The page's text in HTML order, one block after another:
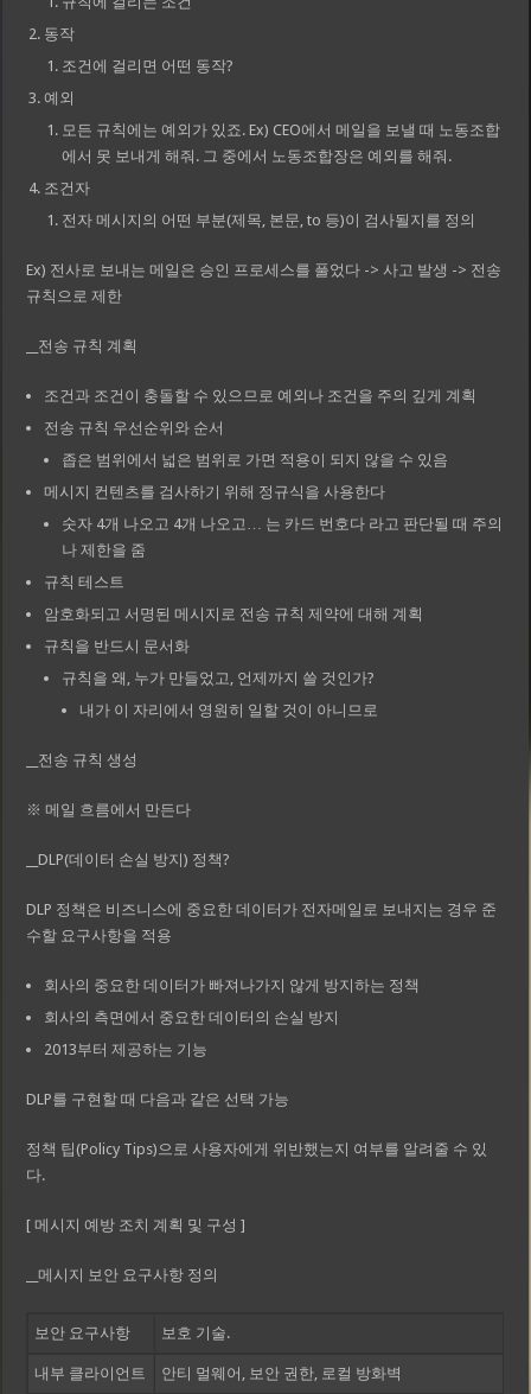
동작
조건에 걸리면 어떤 동작?
예외
모든 규칙에는 예외가 있죠. Ex) CEO에서 메일을 보낼 때 노동조합
에서 못 보내게 해줘. 그 중에서 노동조합장은 예외를 해줘.
조건자
전자 메시지의 어떤 부분(제목, 본문, to 등)이 검사될지를 정의
Ex) 전사로 보내는 메일은 승인 프로세스를 풀었다 -> 사고 발생 -> 전송
규칙으로 제한
__전송 규칙 계획
조건과 조건이 충돌할 수 있으므로 예외나 조건을 주의 깊게 계획
전송 규칙 우선순위와 순서
좁은 범위에서 넓은 범위로 가면 적용이 되지 않을 수 있음
메시지 컨텐츠를 검사하기 위해 정규식을 사용한다
숫자 4개 나오고 4개 나오고… 는 카드 번호다 라고 판단될 때 주의
나 제한을 줌
규칙 테스트
암호화되고 서명된 메시지로 전송 규칙 제약에 대해 계획
규칙을 반드시 문서화
규칙을 왜, 누가 만들었고, 언제까지 쓸 것인가?
내가 이 자리에서 영원히 일할 것이 아니므로
__전송 규칙 생성
※ 메일 흐름에서 만든다
__DLP(데이터 손실 방지) 정책?
DLP 정책은 비즈니스에 중요한 데이터가 전자메일로 보내지는 경우 준
수할 요구사항을 적용
회사의 중요한 데이터가 빠져나가지 않게 방지하는 정책
회사의 측면에서 중요한 데이터의 손실 방지
2013부터 제공하는 기능
DLP를 구현할 때 다음과 같은 선택 가능
정책 팁(Policy Tips)으로 사용자에게 위반했는지 여부를 알려줄 수 있
다.
[ 메시지 예방 조치 계획 및 구성 ]
__메시지 보안 요구사항 정의
보안 요구사항 보호 기술.
내부 클라이언트 안티 멀웨어, 보안 권한, 로컬 방화벽